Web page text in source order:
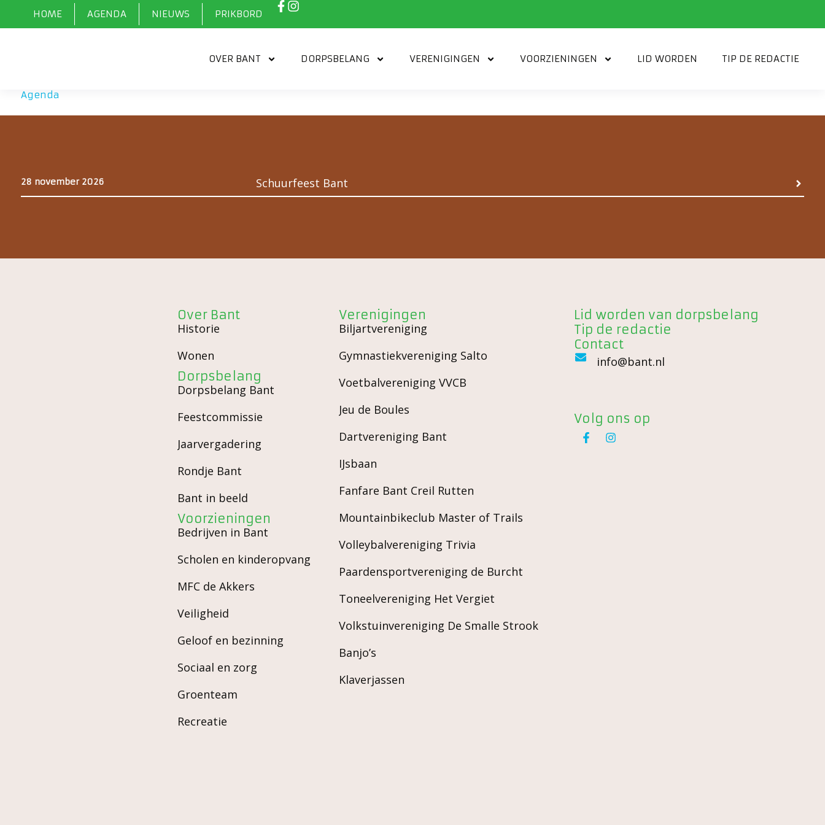
HOME AGENDA NIEUWS PRIKBORD
OVER BANT DORPSBELANG VERENIGINGEN VOORZIENINGEN LID WORDEN TIP DE REDACTIE
Agenda
28 november 2026 Schuurfeest Bant
Over Bant
Historie
Wonen
Dorpsbelang
Dorpsbelang Bant
Feestcommissie
Jaarvergadering
Rondje Bant
Bant in beeld
Voorzieningen
Bedrijven in Bant
Scholen en kinderopvang
MFC de Akkers
Veiligheid
Geloof en bezinning
Sociaal en zorg
Groenteam
Recreatie
Verenigingen
Biljartvereniging
Gymnastiekvereniging Salto
Voetbalvereniging VVCB
Jeu de Boules
Dartvereniging Bant
IJsbaan
Fanfare Bant Creil Rutten
Mountainbikeclub Master of Trails
Volleybalvereniging Trivia
Paardensportvereniging de Burcht
Toneelvereniging Het Vergiet
Volkstuinvereniging De Smalle Strook
Banjo’s
Klaverjassen
Lid worden van dorpsbelang
Tip de redactie
Contact
info@bant.nl
Volg ons op